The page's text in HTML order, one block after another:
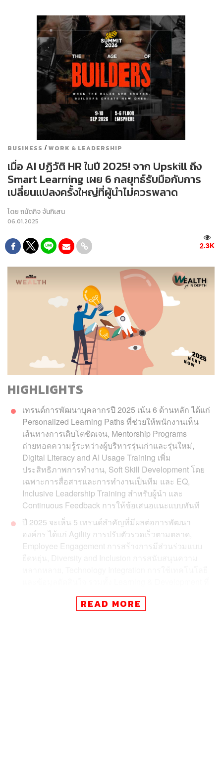
BUSINESS / WORK & LEADERSHIP
เมื่อ AI ปฏิวัติ HR ในปี 2025! จาก Upskill ถึง
Smart Learning เผย 6 กลยุทธ์รับมือกับการ
เปลี่ยนแปลงครั้งใหญ่ที่ผู้นำไม่ควรพลาด
โดยถนัดกิจ จันกิเสน
06.01.2025
2.3K
HIGHLIGHTS
เทรนด์การพัฒนาบุคลากรปี 2025 เน้น 6 ด้านหลัก ได้แก่
Personalized Learning Paths ที่ช่วยให้พนักงานเห็น
เส้นทางการเติบโตชัดเจน, Mentorship Programs
ถ่ายทอดความรู้ระหว่างผู้บริหารรุ่นเก่าและรุ่นใหม่,
Digital Literacy and AI Usage Training เพิ่ม
ประสิทธิภาพการทำงาน, Soft Skill Development โดย
เฉพาะการสื่อสารและการทำงานเป็นทีม และ EQ,
Inclusive Leadership Training สำหรับผู้นำ และ
Continuous Feedback การให้ข้อเสนอแนะแบบทันที
ปี 2025 จะเห็น 5 เทรนด์สำคัญที่มีผลต่อการพัฒนา
องค์กร ได้แก่ Agility การปรับตัวรวดเร็วตามตลาด,
Employee Engagement การสร้างการมีส่วนร่วมแบบ
เน้น Upskill พนักงานให้ทันยุคดิจิทัล
คีย์เวิร์ดสำคัญของปี 2025 คือ ‘Upskill’ เนื่องจากปัจจุบัน
READ MORE